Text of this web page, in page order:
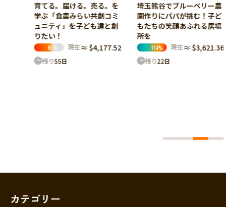
育てる。届ける。売る。を
学ぶ「食農みらい共創コミ
ュニティ」を子ども達と創
りたい！
66% 現在≈ $4,177.52
残り55日
埼玉熊谷でブルーベリー農
園作りにパパが挑む！子ど
もたちの笑顔あふれる居場
所を
114% 現在≈ $3,621.36
残り22日
カテゴリー